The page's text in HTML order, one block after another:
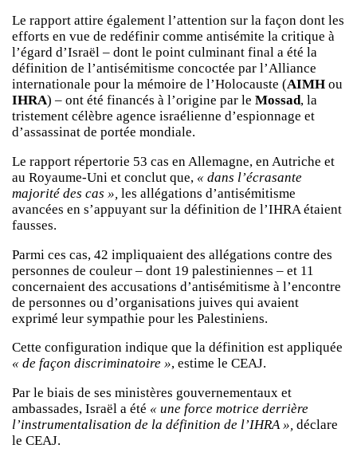
Le rapport attire également l’attention sur la façon dont les
efforts en vue de redéfinir comme antisémite la critique à
l’égard d’Israël – dont le point culminant final a été la
définition de l’antisémitisme concoctée par l’Alliance
internationale pour la mémoire de l’Holocauste (AIMH ou
IHRA) – ont été financés à l’origine par le Mossad, la
tristement célèbre agence israélienne d’espionnage et
d’assassinat de portée mondiale.
Le rapport répertorie 53 cas en Allemagne, en Autriche et
au Royaume-Uni et conclut que, « dans l’écrasante
majorité des cas », les allégations d’antisémitisme
avancées en s’appuyant sur la définition de l’IHRA étaient
fausses.
Parmi ces cas, 42 impliquaient des allégations contre des
personnes de couleur – dont 19 palestiniennes – et 11
concernaient des accusations d’antisémitisme à l’encontre
de personnes ou d’organisations juives qui avaient
exprimé leur sympathie pour les Palestiniens.
Cette configuration indique que la définition est appliquée
« de façon discriminatoire », estime le CEAJ.
Par le biais de ses ministères gouvernementaux et
ambassades, Israël a été « une force motrice derrière
l’instrumentalisation de la définition de l’IHRA », déclare
le CEAJ.